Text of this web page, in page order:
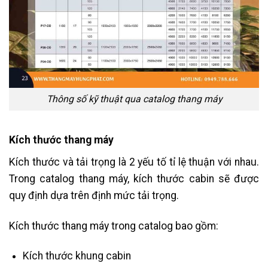
Thông số kỹ thuật qua catalog thang máy
Kích thước thang máy
Kích thước và tải trọng là 2 yếu tố tỉ lệ thuận với nhau.
Trong catalog thang máy, kích thước cabin sẽ được
quy định dựa trên định mức tải trọng.
Kích thước thang máy trong catalog bao gồm:
Kích thước khung cabin